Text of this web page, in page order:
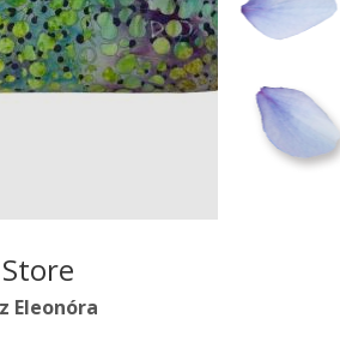
tisztítása
2020.01.13.
Tilda pamutvászon,
lenvászon,
Kedves
Eleonóra